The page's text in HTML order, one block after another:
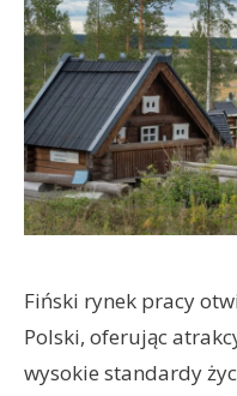
Fiński rynek pracy
Polski, oferując
wysokie standardy